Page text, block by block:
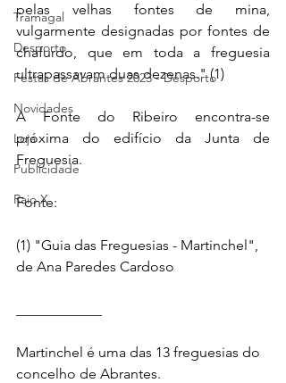
Tramagal
Desporto
Festas de Abrantes 2023 - Desporto
Novidades
Loja
Publicidade
Raio X
pelas velhas fontes de mina,
vulgarmente designadas por fontes de
chafurdo, que em toda a freguesia
ultrapassavam duas dezenas." (1)
A Fonte do Ribeiro encontra-se
próxima do edifício da Junta de
Freguesia.
Fonte:
(1) "Guia das Freguesias - Martinchel",
de Ana Paredes Cardoso
Martinchel é uma das 13 freguesias do
concelho de Abrantes.